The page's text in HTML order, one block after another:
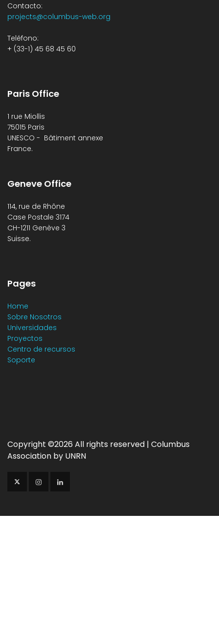
Contacto:
projects@columbus-web.org
Teléfono:
+ (33-1) 45 68 45 60
Paris Office
1 rue Miollis
75015 Paris
UNESCO - Bâtiment annexe
France.
Geneve Office
114, rue de Rhône
Case Postale 3174
CH-1211 Genève 3
Suisse.
Pages
Home
Sobre Nosotros
Universidades
Proyectos
Centro de recursos
Soporte
Copyright ©2026 All rights reserved | Columbus
Association by UNRN